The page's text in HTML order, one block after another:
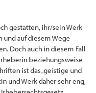
gestatten, ihr/sein Werk
und auf diesem Wege
Doch auch in diesem Fall
beziehungsweise
ist das „geistige und
und Werk daher sehr eng,